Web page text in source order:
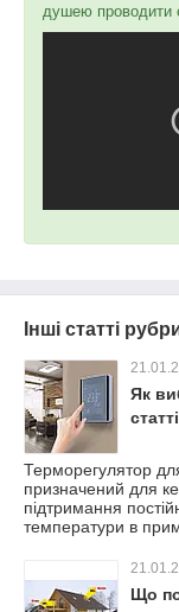
душею проводити
Інші статті
Як
Терморегулятор
призначений для
підтримання
температури в
Що